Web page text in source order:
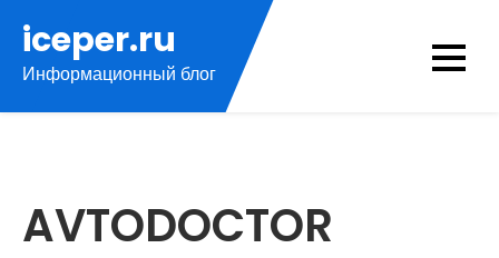
содержимому
iceper.ru
Информационный блог
AVTODOCTOR